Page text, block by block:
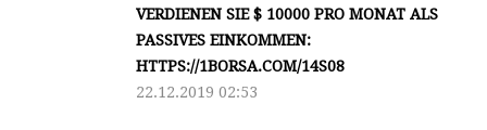
VERDIENEN SIE $ 10000 PRO MONAT ALS
PASSIVES EINKOMMEN:
HTTPS://1BORSA.COM/14S08
22.12.2019 02:53